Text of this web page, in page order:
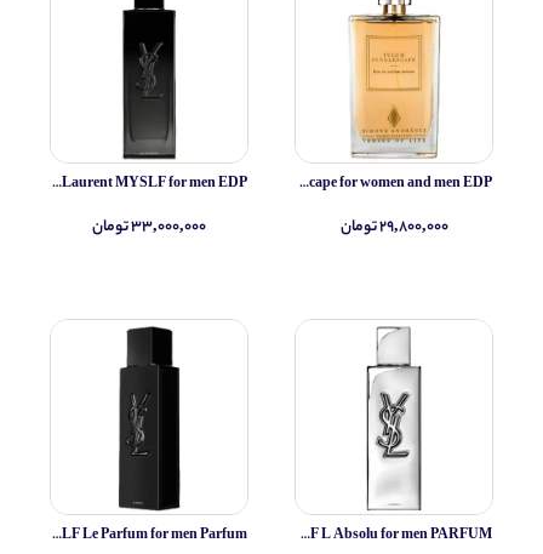
Simone Andreoli Tulum Junglescape for women and men EDP
۲۹,۸۰۰,۰۰۰ تومان
Yves Saint Laurent MYSLF L Absolu for men PARFUM
Yves Saint Laurent MYSLF for men EDP
۳۳,۰۰۰,۰۰۰ تومان
Yves Saint Laurent MYSLF Le Parfum for men Parfum